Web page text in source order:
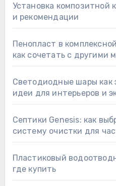
Установка композитной
и рекомендации
Пенопласт в
как сочетать с другими
Светодиодные шары как
идеи для интерьеров и
Септики Genesis: как
систему очистки для
Пластиковый
где купить